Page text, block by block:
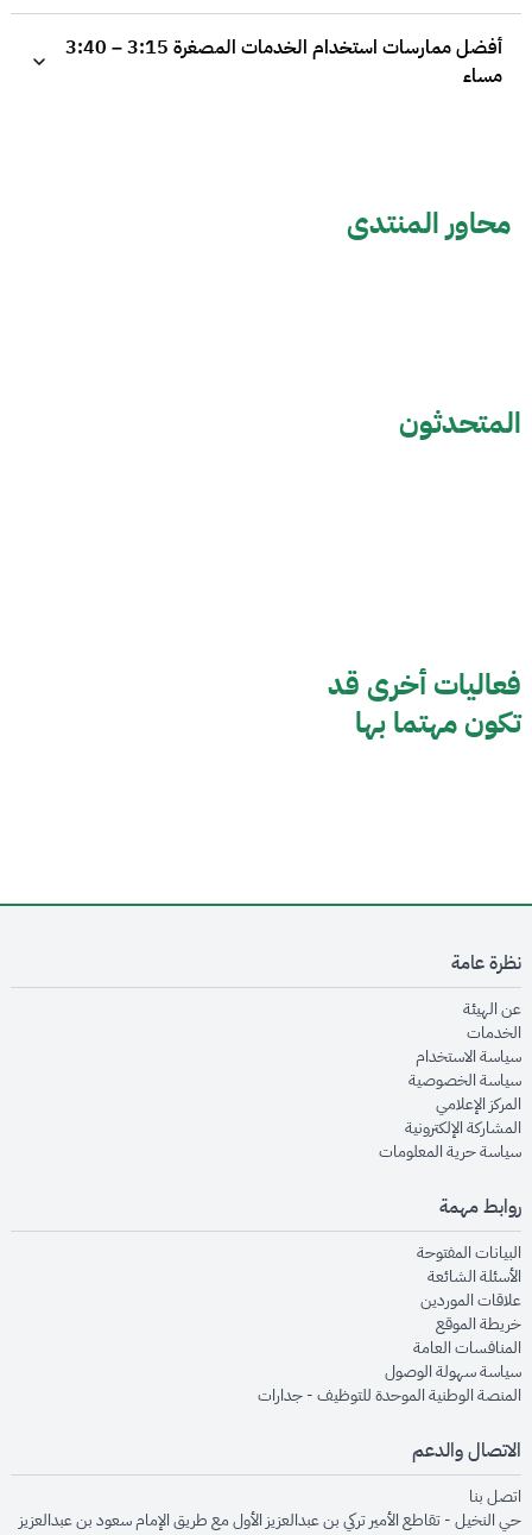
أفضل ممارسات استخدام الخدمات المصغرة 3:15 – 3:40
مساء
محاور المنتدى
المتحدثون
فعاليات أخرى قد
تكون مهتما بها
نظرة عامة
عن الهيئةopens in new window
الخدماتopens in new window
سياسة الاستخدام
سياسة الخصوصيةopens in new window
المركز الإعلاميopens in new window
المشاركة الإلكترونيةopens in new window
سياسة حرية المعلوماتopens in new window
روابط مهمة
البيانات المفتوحةopens in new window
الأسئلة الشائعةopens in new window
علاقات الموردينopens in new window
خريطة الموقعopens in new window
المنافسات العامةopens in new window
سياسة سهولة الوصولopens in new window
المنصة الوطنية الموحدة للتوظيف - جداراتopens in new window
الاتصال والدعم
اتصل بنا
حي النخيل - تقاطع الأمير تركي بن عبدالعزيز الأول مع طريق الإمام سعود بن عبدالعزيز